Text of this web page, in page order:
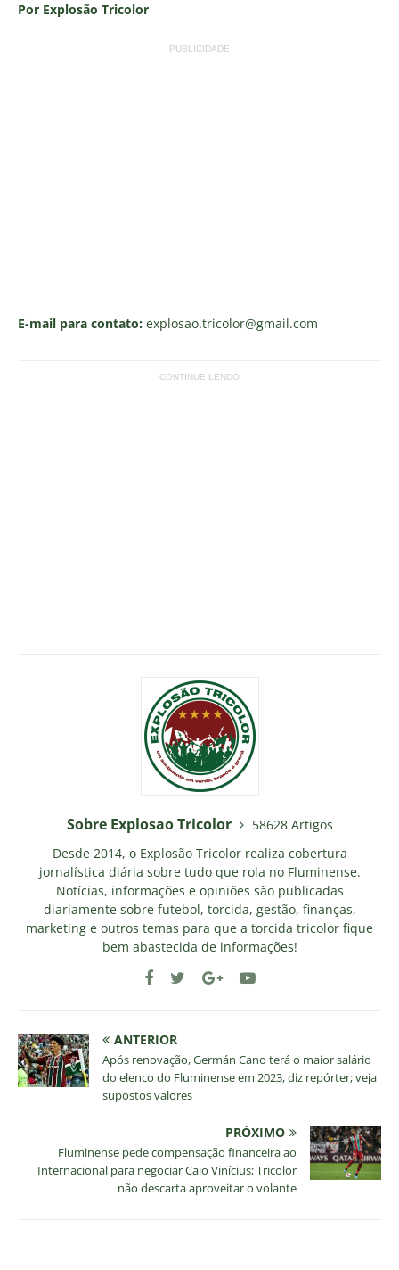
Por Explosão Tricolor
PUBLICIDADE
E-mail para contato: explosao.tricolor@gmail.com
CONTINUE LENDO
Sobre Explosao Tricolor
58628 Artigos
Desde 2014, o Explosão Tricolor realiza cobertura
jornalística diária sobre tudo que rola no Fluminense.
Notícias, informações e opiniões são publicadas
diariamente sobre futebol, torcida, gestão, finanças,
marketing e outros temas para que a torcida tricolor fique
bem abastecida de informações!
ANTERIOR
Após renovação, Germán Cano terá o maior salário
do elenco do Fluminense em 2023, diz repórter; veja
supostos valores
PRÓXIMO
Fluminense pede compensação financeira ao
Internacional para negociar Caio Vinícius; Tricolor
não descarta aproveitar o volante